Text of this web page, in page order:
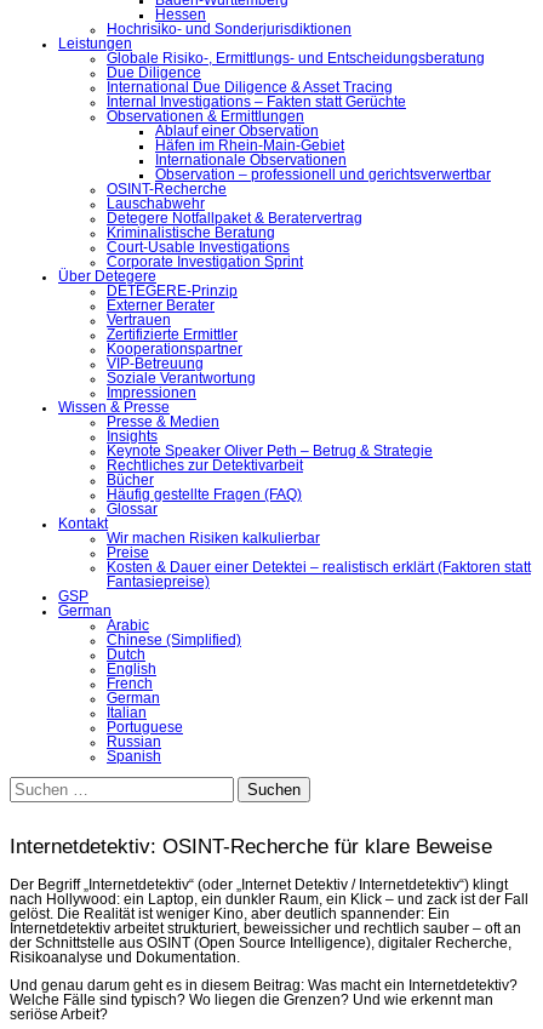
Hessen
Hochrisiko- und Sonderjurisdiktionen
Leistungen
Globale Risiko-, Ermittlungs- und Entscheidungsberatung
Due Diligence
International Due Diligence & Asset Tracing
Internal Investigations – Fakten statt Gerüchte
Observationen & Ermittlungen
Ablauf einer Observation
Häfen im Rhein-Main-Gebiet
Internationale Observationen
Observation – professionell und gerichtsverwertbar
OSINT-Recherche
Lauschabwehr
Detegere Notfallpaket & Beratervertrag
Kriminalistische Beratung
Court-Usable Investigations
Corporate Investigation Sprint
Über Detegere
DETEGERE-Prinzip
Externer Berater
Vertrauen
Zertifizierte Ermittler
Kooperationspartner
VIP-Betreuung
Soziale Verantwortung
Impressionen
Wissen & Presse
Presse & Medien
Insights
Keynote Speaker Oliver Peth – Betrug & Strategie
Rechtliches zur Detektivarbeit
Bücher
Häufig gestellte Fragen (FAQ)
Glossar
Kontakt
Wir machen Risiken kalkulierbar
Preise
Kosten & Dauer einer Detektei – realistisch erklärt (Faktoren statt
Fantasiepreise)
GSP
German
Arabic
Chinese (Simplified)
Dutch
English
French
German
Italian
Portuguese
Russian
Spanish
Suchen
nach:
Internetdetektiv: OSINT-Recherche für klare Beweise
Der Begriff „Internetdetektiv“ (oder „Internet Detektiv / Internetdetektiv“) klingt
nach Hollywood: ein Laptop, ein dunkler Raum, ein Klick – und zack ist der Fall
gelöst. Die Realität ist weniger Kino, aber deutlich spannender: Ein
Internetdetektiv arbeitet strukturiert, beweissicher und rechtlich sauber – oft an
der Schnittstelle aus OSINT (Open Source Intelligence), digitaler Recherche,
Risikoanalyse und Dokumentation.
Und genau darum geht es in diesem Beitrag: Was macht ein Internetdetektiv?
Welche Fälle sind typisch? Wo liegen die Grenzen? Und wie erkennt man
seriöse Arbeit?